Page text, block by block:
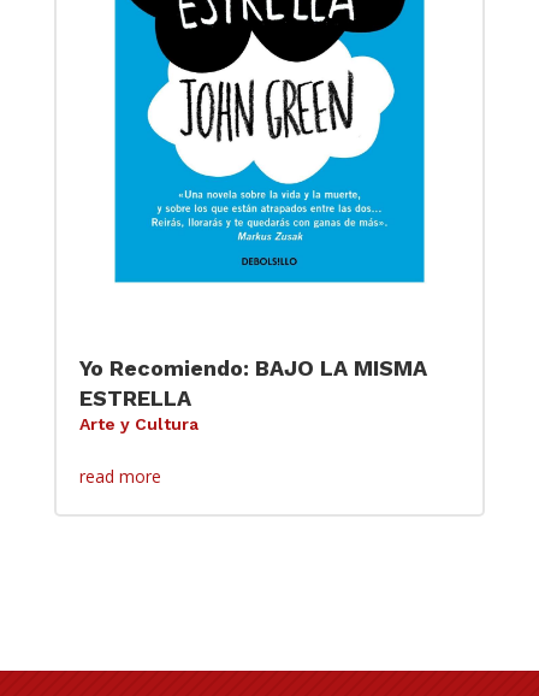
Yo Recomiendo: BAJO LA MISMA
ESTRELLA
Arte y Cultura
read more